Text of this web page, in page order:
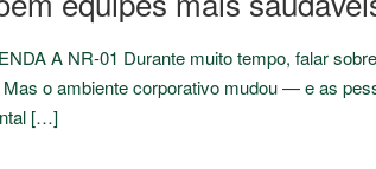
A NR-01 Durante muito tempo, falar
o ambiente corporativo mudou — e as
[…]